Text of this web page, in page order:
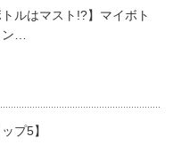
トルはマスト!?】マイボト
…
プ5】